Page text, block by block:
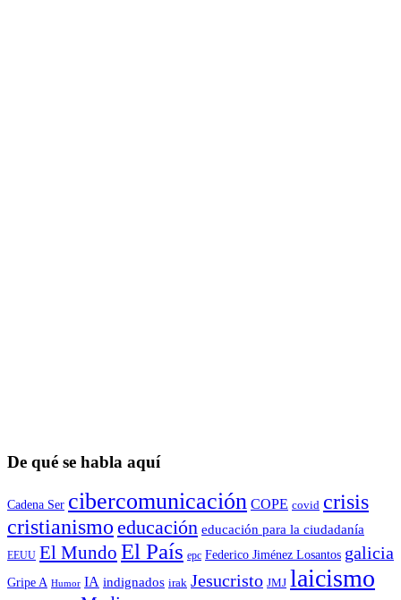
De qué se habla aquí
Cadena Ser cibercomunicación COPE covid crisis
cristianismo educación educación para la ciudadaní­a
EEUU El Mundo El País epc Federico Jiménez Losantos galicia
Gripe A Humor IA indignados irak Jesucristo JMJ laicismo